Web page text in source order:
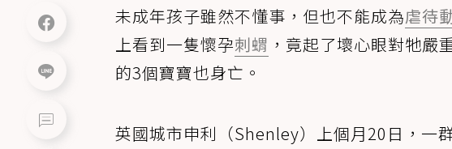
未成年孩子雖然不懂事，但也不能成為虐待
上看到一隻懷孕刺蝟 ，竟起了壞心眼對牠嚴
的3個寶寶也身亡。
英國城市申利（Shenley）上個月20日，一